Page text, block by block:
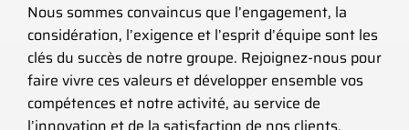
Nous sommes convaincus que l’engagement, la
considération, l’exigence et l’esprit d’équipe sont les
clés du succès de notre groupe. Rejoignez-nous pour
faire vivre ces valeurs et développer ensemble vos
compétences et notre activité, au service de